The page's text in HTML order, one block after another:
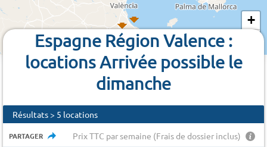
+
Espagne Région Valence :
locations Arrivée possible le
dimanche
Résultats > 5 locations
PARTAGER Prix TTC par semaine (Frais de dossier inclus)